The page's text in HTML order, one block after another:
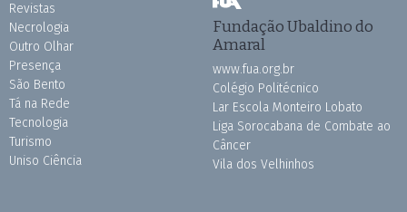
Revistas
Necrologia
Outro Olhar
Presença
São Bento
Tá na Rede
Tecnologia
Turismo
Uniso Ciência
Fundação Ubaldino do
Amaral
www.fua.org.br
Colégio Politécnico
Lar Escola Monteiro Lobato
Liga Sorocabana de Combate ao
Câncer
Vila dos Velhinhos